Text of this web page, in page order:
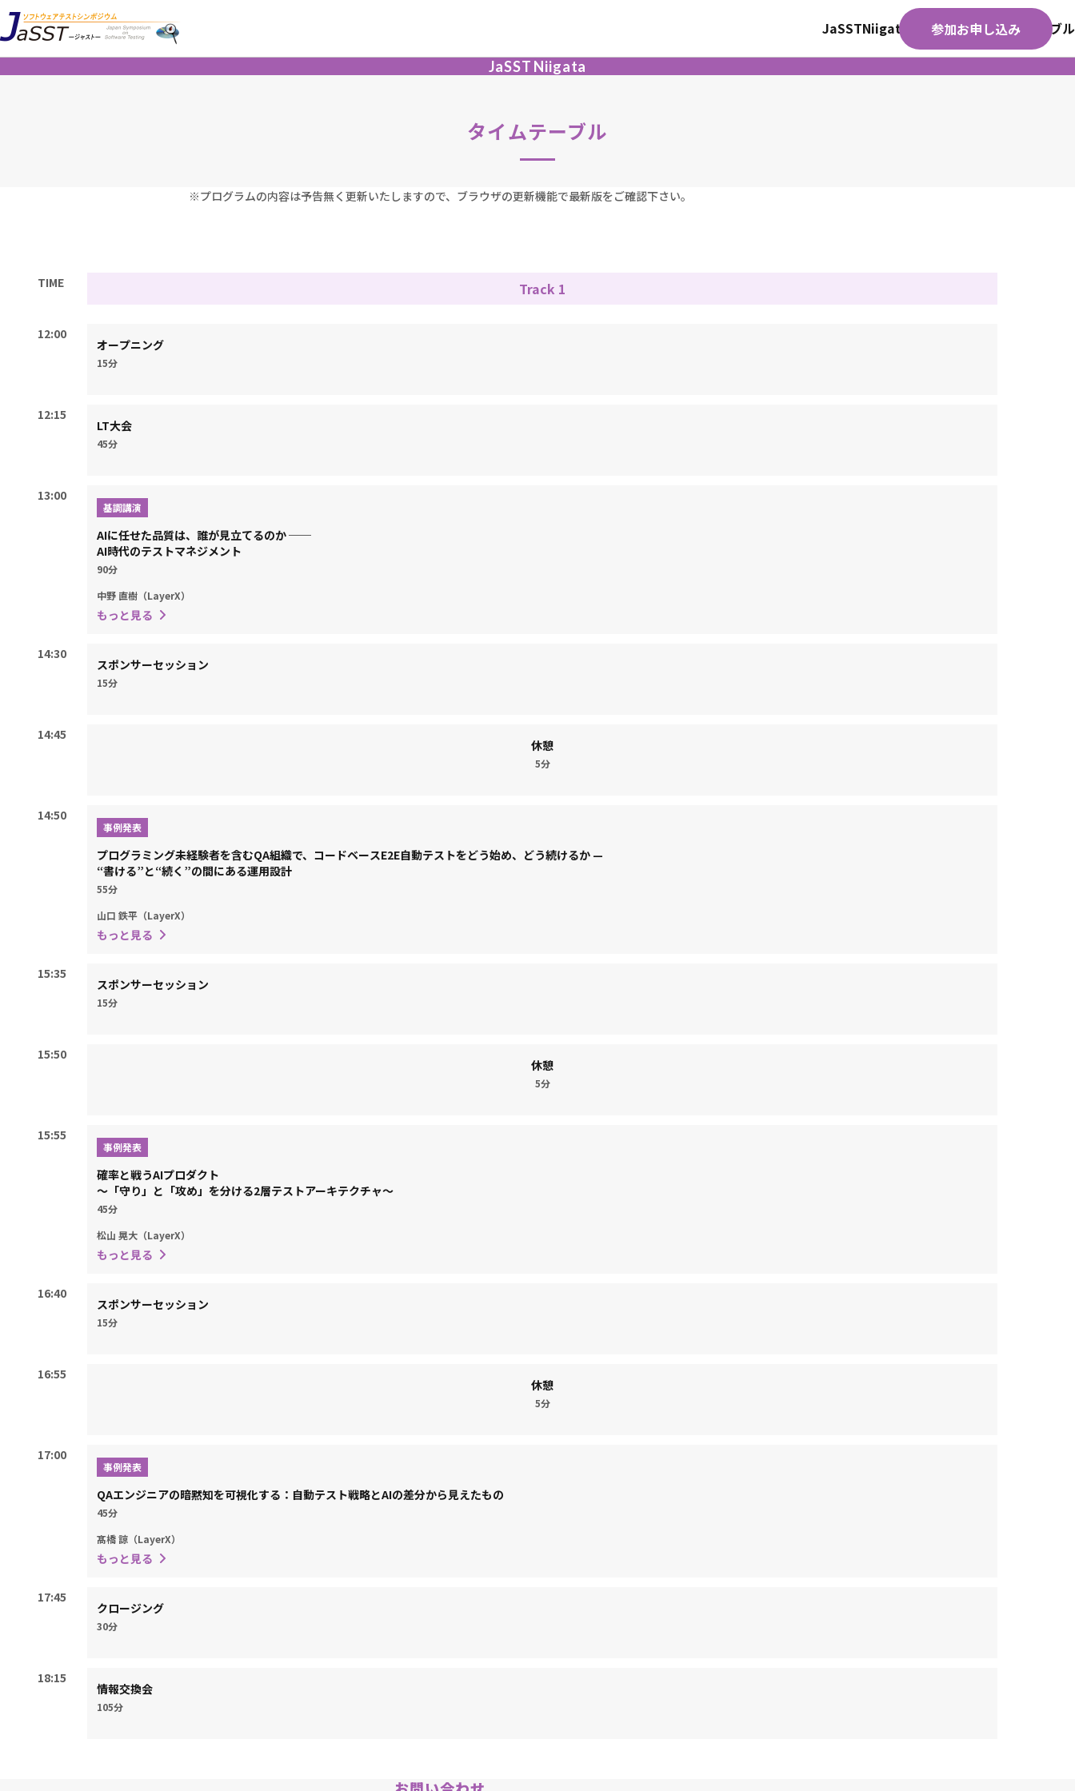
JaSSTNiigata TOP開催概要タイムテーブル
参加お申し込み
JaSST Niigata
タイムテーブル
※プログラムの内容は予告無く更新いたしますので、ブラウザの更新機能で最新版をご確認下さい。
TIME Track 1
12:00
12:15
13:00
14:30
14:45
14:50
15:35
15:50
15:55
16:40
16:55
17:00
17:45
18:15
情報交換会
105分
クロージング
30分
事例発表
QAエンジニアの暗黙知を可視化する：自動テスト戦略とAIの差分から見えたもの
45分
髙橋 諒（LayerX）
もっと見る
休憩
5分
スポンサーセッション
15分
事例発表
確率と戦うAIプロダクト
〜「守り」と「攻め」を分ける2層テストアーキテクチャ〜
45分
松山 晃大（LayerX）
もっと見る
休憩
5分
スポンサーセッション
15分
事例発表
プログラミング未経験者を含むQA組織で、コードベースE2E自動テストをどう始め、どう続けるか —
“書ける”と“続く”の間にある運用設計
55分
山口 鉄平（LayerX）
もっと見る
休憩
5分
スポンサーセッション
15分
基調講演
AIに任せた品質は、誰が見立てるのか ──
AI時代のテストマネジメント
90分
中野 直樹（LayerX）
もっと見る
LT大会
45分
オープニング
15分